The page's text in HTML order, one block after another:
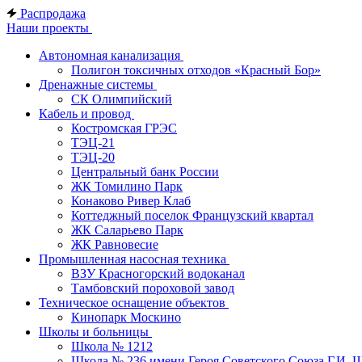
Распродажа
Наши проекты
Автономная канализация
Полигон токсичных отходов «Красный Бор»
Дренажные системы
СК Олимпийский
Кабель и провод
Костромская ГРЭС
ТЭЦ-21
ТЭЦ-20
Центральный банк России
ЖК Томилино Парк
Конаково Ривер Клаб
Коттеджный поселок Французский квартал
ЖК Саларьево Парк
ЖК Равновесие
Промышленная насосная техника
ВЗУ Красногорский водоканал
Тамбовский пороховой завод
Техническое оснащение объектов
Кинопарк Москино
Школы и больницы
Школа № 1212